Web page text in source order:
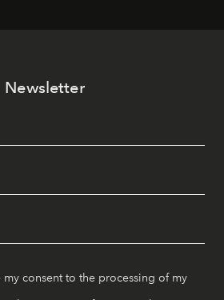
Newsletter
consent to the processing of my